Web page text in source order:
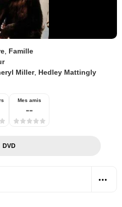
Famille
Miller, Hedley Mattingly
Mes amis
--
DVD